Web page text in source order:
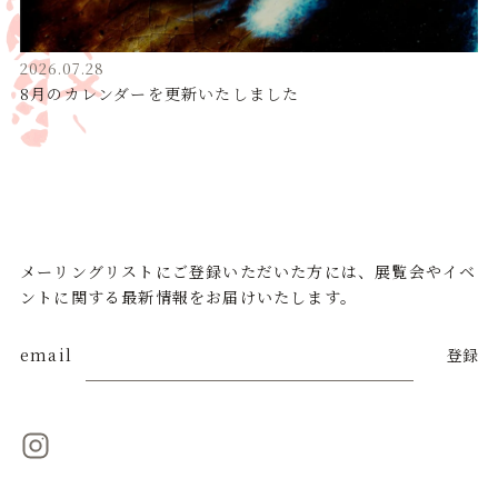
2026.07.28
8月のカレンダーを更新いたしました
メーリングリストにご登録いただいた方には、展覧会やイベ
ントに関する最新情報をお届けいたします。
email 登録